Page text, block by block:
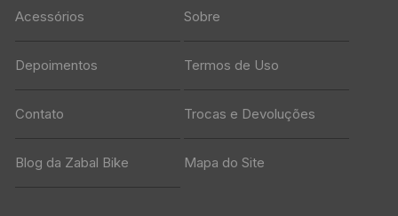
Acessórios Sobre
Depoimentos Termos de Uso
Contato Trocas e Devoluções
Blog da Zabal Bike Mapa do Site